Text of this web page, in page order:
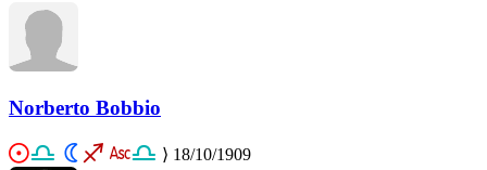
Norberto Bobbio
⟩ 18/10/1909